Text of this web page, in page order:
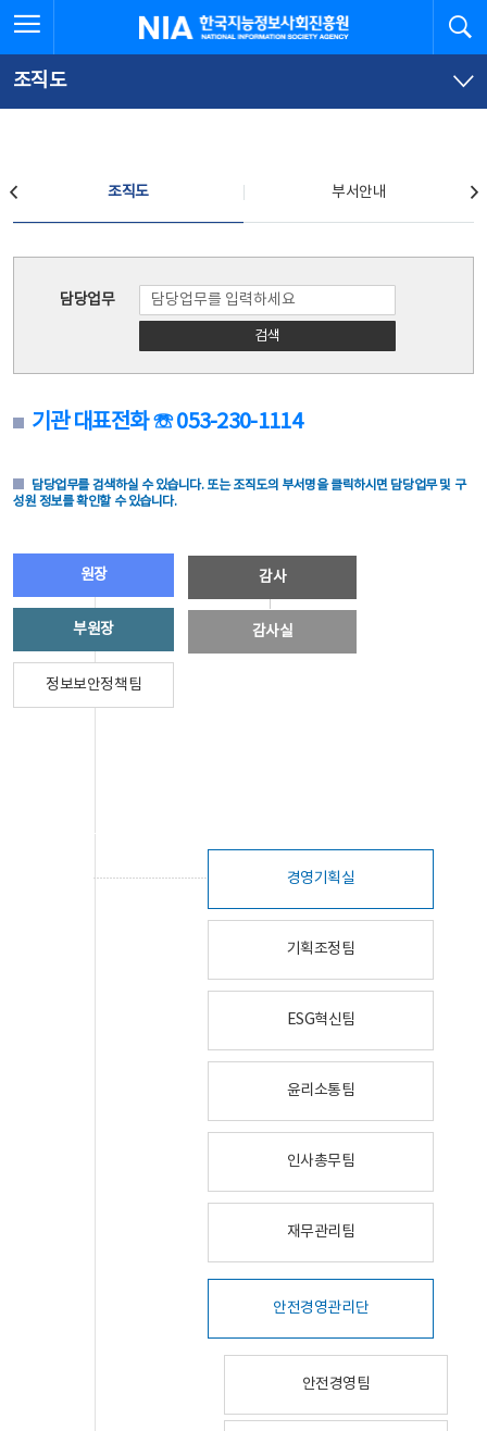
문
로
가
체
뉴
바
가
한국지능정보사회진흥원
조직도
조직도 부서안내
담당업무
검색
기관 대표전화 ☏ 053-230-1114
담당업무를 검색하실 수 있습니다. 또는 조직도의 부서명을 클릭하시면 담당업무 및 구
성원 정보를 확인할 수 있습니다.
원장
부원장
정보보안정책팀
감사
감사실
경영기획실
기획조정팀
ESG혁신팀
윤리소통팀
인사총무팀
재무관리팀
안전경영관리단
안전경영팀